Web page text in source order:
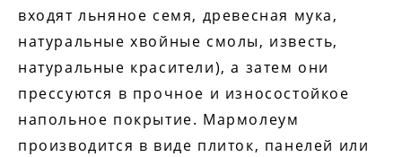
входят льняное семя, древесная мука,
натуральные хвойные смолы, известь,
натуральные красители), а затем они
прессуются в прочное и износостойкое
напольное покрытие. Мармолеум
производится в виде плиток, панелей или